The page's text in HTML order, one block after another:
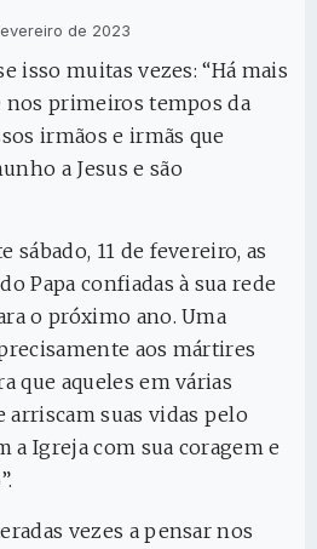
de 2023
isso muitas vezes: “Há mais
primeiros tempos da
irmãos e irmãs que
a Jesus e são
sábado, 11 de fevereiro, as
Papa confiadas à sua rede
o próximo ano. Uma
aos mártires
que aqueles em várias
arriscam suas vidas pelo
a Igreja com sua coragem e
vezes a pensar nos